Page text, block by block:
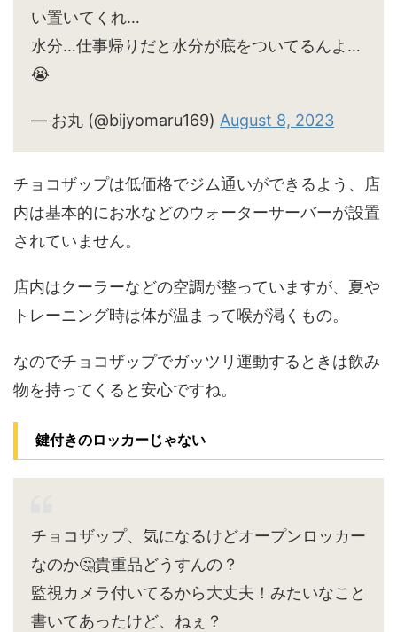
い置いてくれ…
水分…仕事帰りだと水分が底をついてるんよ…
😭
— お丸 (@bijyomaru169) August 8, 2023
チョコザップは低価格でジム通いができるよう、店
内は基本的にお水などのウォーターサーバーが設置
されていません。
店内はクーラーなどの空調が整っていますが、夏や
トレーニング時は体が温まって喉が渇くもの。
なのでチョコザップでガッツリ運動するときは飲み
物を持ってくると安心ですね。
鍵付きのロッカーじゃない
チョコザップ、気になるけどオープンロッカー
なのか🤔貴重品どうすんの？
監視カメラ付いてるから大丈夫！みたいなこと
書いてあったけど、ねぇ？